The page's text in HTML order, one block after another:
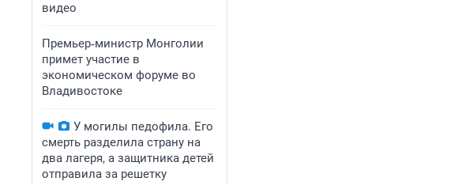
видео
Премьер‑министр Монголии
примет участие в
экономическом форуме во
Владивостоке
У могилы педофила. Его
смерть разделила страну на
два лагеря, а защитника детей
отправила за решетку